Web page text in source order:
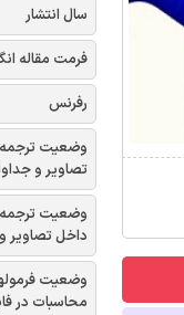
سال انتشار
فرمت مقاله
رفرنس
وضعیت ترجمه
تصاویر و
وضعیت
داخل تصاویر
وضعیت
محاسبات در